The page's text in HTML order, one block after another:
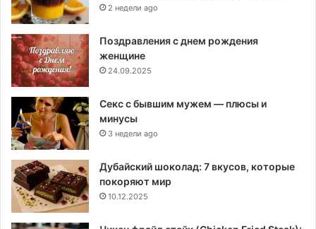
2 недели ago
Поздравления с днем рождения
женщине
24.09.2025
Секс с бывшим мужем — плюсы и
минусы
3 недели ago
Дубайский шоколад: 7 вкусов, которые
покоряют мир
10.12.2025